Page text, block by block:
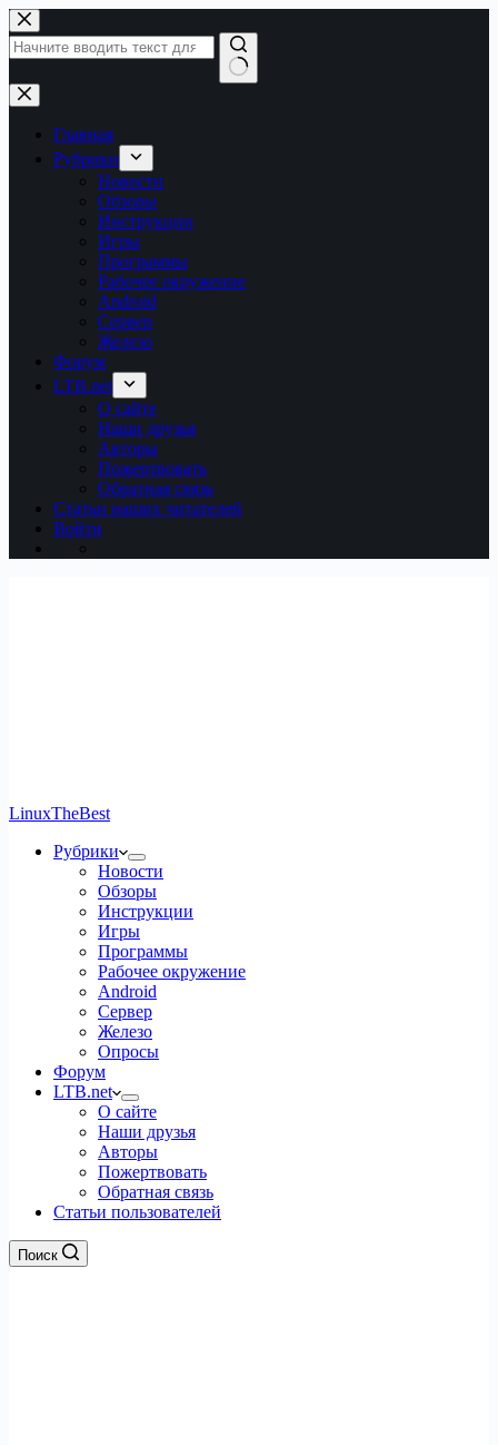
Перейти
к
сути
Ничего
не
найденоГлавная
Рубрики
Новости
Обзоры
Инструкции
Игры
Программы
Рабочее окружение
Android
Сервер
Железо
Форум
LTB.net
О сайте
Наши друзья
Авторы
Пожертвовать
Обратная связь
Статьи наших читателей
Войти
LinuxTheBest
Рубрики
Новости
Обзоры
Инструкции
Игры
Программы
Рабочее окружение
Android
Сервер
Железо
Опросы
Форум
LTB.net
О сайте
Наши друзья
Авторы
Пожертвовать
Обратная связь
Статьи пользователей
Поиск